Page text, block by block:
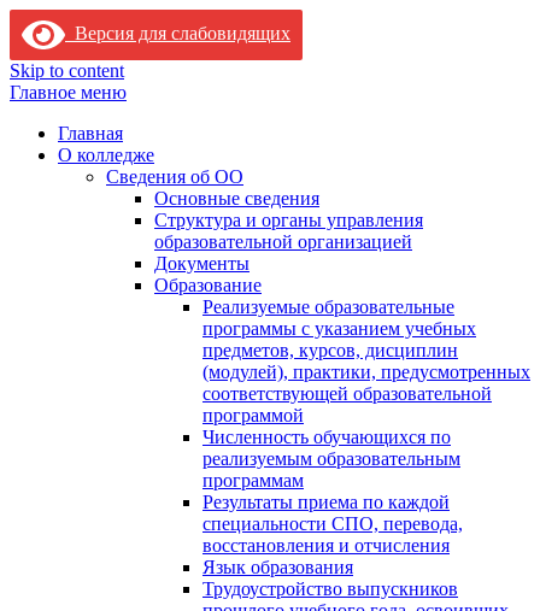
Версия для слабовидящих
Skip to content
Главное меню
Главная
О колледже
Сведения об ОО
Основные сведения
Структура и органы управления
образовательной организацией
Документы
Образование
Реализуемые образовательные
программы с указанием учебных
предметов, курсов, дисциплин
(модулей), практики, предусмотренных
соответствующей образовательной
программой
Численность обучающихся по
реализуемым образовательным
программам
Результаты приема по каждой
специальности СПО, перевода,
восстановления и отчисления
Язык образования
Трудоустройство выпускников